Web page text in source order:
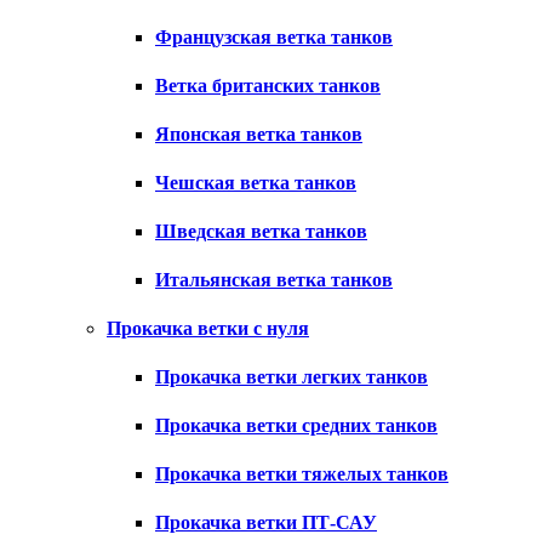
Французская ветка танков
Ветка британских танков
Японская ветка танков
Чешская ветка танков
Шведская ветка танков
Итальянская ветка танков
Прокачка ветки с нуля
Прокачка ветки легких танков
Прокачка ветки средних танков
Прокачка ветки тяжелых танков
Прокачка ветки ПТ-САУ